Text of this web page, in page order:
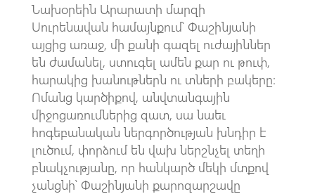
Նախօրեին Արարատի մարզի
Սուրենավան համայնքում՝ Փաշինյանի
այցից առաջ, մի քանի գազել ուժայիններ
են ժամանել, ստուգել ամեն քար ու թուփ,
հարակից խանութներն ու տների բակերը։
Ոմանց կարծիքով, անվտանգային
միջոցառումներից զատ, սա նաեւ
հոգեբանական ներգործության խնդիր է
լուծում, փորձում են վախ ներշնչել տեղի
բնակչությանը, որ հանկարծ մեկի մտքով
չանցնի՝ Փաշինյանի քարոզարշավը